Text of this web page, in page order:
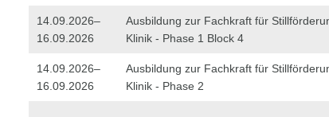
14.09.2026–
16.09.2026
Ausbildung zur Fachkraft für
Klinik - Phase 1 Block 4
14.09.2026–
16.09.2026
Ausbildung zur Fachkraft für
Klinik - Phase 2